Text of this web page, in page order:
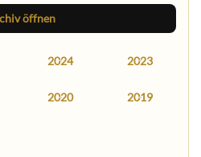
öffnen
2024 2023
2020 2019